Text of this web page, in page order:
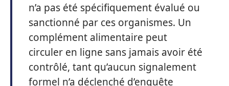
n’a pas été spécifiquement évalué ou
sanctionné par ces organismes. Un
complément alimentaire peut
circuler en ligne sans jamais avoir été
contrôlé, tant qu’aucun signalement
formel n’a déclenché d’enquête